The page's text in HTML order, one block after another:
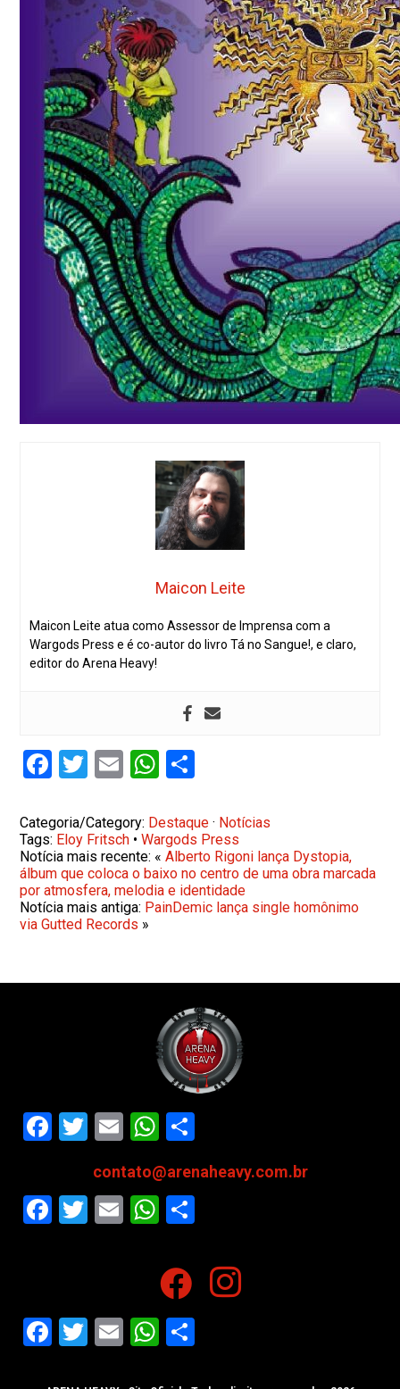
Maicon Leite
Maicon Leite atua como Assessor de Imprensa com a
Wargods Press e é co-autor do livro Tá no Sangue!, e claro,
editor do Arena Heavy!
Facebook
Twitter
EmailWhatsApp
Categoria/Category: Destaque · Notícias
Tags: Eloy Fritsch •Wargods Press
Notícia mais recente: «Alberto Rigoni lança Dystopia,
álbum que coloca o baixo no centro de uma obra marcada
por atmosfera, melodia e identidade
Notícia mais antiga: PainDemic lança single homônimo
via Gutted Records »
Facebook
Twitter
EmailWhatsApp
contato@arenaheavy.com.br
Facebook
Twitter
EmailWhatsApp
Facebook
Twitter
EmailWhatsApp